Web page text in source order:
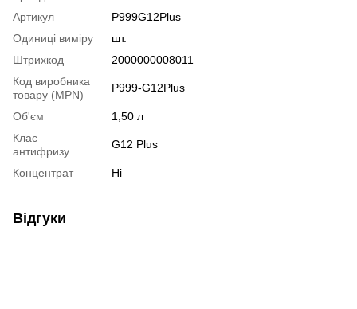
Артикул
P999G12Plus
Одиниці виміру
шт.
Штрихкод
2000000008011
Код виробника
товару (MPN)
P999-G12Plus
Об'єм
1,50 л
Клас
антифризу
G12 Plus
Концентрат Ні
Відгуки